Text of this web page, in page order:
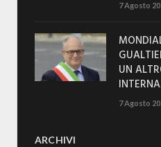
7 Agosto
UN
7 Agosto
ARCHIVI